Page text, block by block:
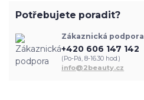
Potřebujete poradit?
Zákaznická podpora
+420 606 147 142
(Po-Pá, 8-16.30 hod.)
info@2beauty.cz